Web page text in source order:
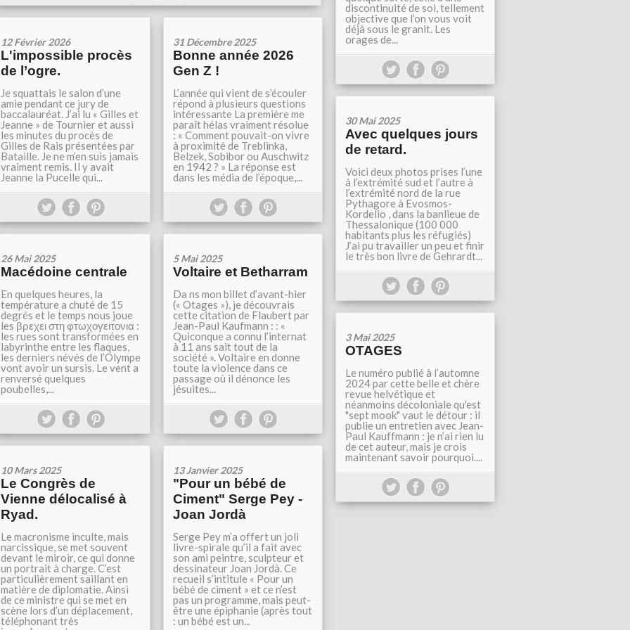
discontinuité de soi, tellement
objective que l’on vous voit
déjà sous le granit. Les
orages de...
12 Février 2026
L'impossible procès
de l’ogre.
Je squattais le salon d’une
amie pendant ce jury de
baccalauréat. J’ai lu « Gilles et
Jeanne » de Tournier et aussi
les minutes du procès de
Gilles de Rais présentées par
Bataille. Je ne m’en suis jamais
vraiment remis. Il y avait
Jeanne la Pucelle qui...
31 Décembre 2025
Bonne année 2026
Gen Z !
L’année qui vient de s’écouler
répond à plusieurs questions
intéressante La première me
paraît hélas vraiment résolue
: « Comment pouvait-on vivre
à proximité de Treblinka,
Belzek, Sobibor ou Auschwitz
en 1942 ? » La réponse est
dans les média de l’époque,...
30 Mai 2025
Avec quelques jours
de retard.
Voici deux photos prises l’une
à l’extrémité sud et l’autre à
l’extrémité nord de la rue
Pythagore à Evosmos-
Kordelio , dans la banlieue de
Thessalonique (100 000
habitants plus les réfugiés)
J’ai pu travailler un peu et finir
le très bon livre de Gehrardt...
26 Mai 2025
Macédoine centrale
En quelques heures, la
température a chuté de 15
degrés et le temps nous joue
les βρεχει στη φτωχογειτονια :
les rues sont transformées en
labyrinthe entre les flaques,
les derniers névés de l’Olympe
vont avoir un sursis. Le vent a
renversé quelques
poubelles,...
5 Mai 2025
Voltaire et Betharram
Da ns mon billet d’avant-hier
(« Otages »), je découvrais
cette citation de Flaubert par
Jean-Paul Kaufmann : : «
Quiconque a connu l’internat
à 11 ans sait tout de la
société ». Voltaire en donne
toute la violence dans ce
passage où il dénonce les
jésuites...
3 Mai 2025
OTAGES
Le numéro publié à l’automne
2024 par cette belle et chère
revue helvétique et
néanmoins décoloniale qu'est
"sept mook" vaut le détour : il
publie un entretien avec Jean-
Paul Kauffmann : je n’ai rien lu
de cet auteur, mais je crois
maintenant savoir pourquoi....
10 Mars 2025
Le Congrès de
Vienne délocalisé à
Ryad.
Le macronisme inculte, mais
narcissique, se met souvent
devant le miroir, ce qui donne
un portrait à charge. C’est
particulièrement saillant en
matière de diplomatie. Ainsi
de ce ministre qui se met en
scène lors d’un déplacement,
téléphonant très
13 Janvier 2025
"Pour un bébé de
Ciment" Serge Pey -
Joan Jordà
Serge Pey m’a offert un joli
livre-spirale qu’il a fait avec
son ami peintre, sculpteur et
dessinateur Joan Jordà. Ce
recueil s’intitule « Pour un
bébé de ciment » et ce n’est
pas un programme, mais peut-
être une épiphanie (après tout
: un bébé est un...